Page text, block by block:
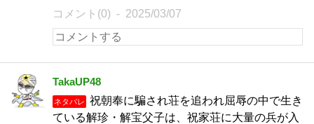
コメント(0) 2025/03/07
TakaUP48
ネタバレ
祝朝奉に騙され荘を追われ屈辱の中で生き
ている解珍・解宝父子は、祝家荘に大量の兵が入